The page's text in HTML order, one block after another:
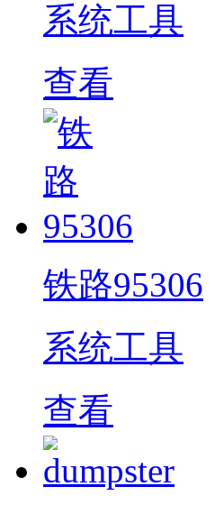
系统工具
查看
铁路95306
系统工具
查看